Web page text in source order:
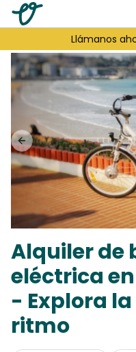
Llámanos
Previous slide
Alquiler de
eléctrica
- Explora
ritmo